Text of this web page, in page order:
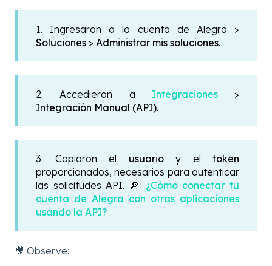
1. Ingresaron a la cuenta de Alegra >
Soluciones > Administrar mis soluciones.
2. Accedieron a Integraciones>
Integración Manual (API).
3. Copiaron el usuarioy el token
proporcionados, necesarios para autenticar
las solicitudes API. 🔎 ¿Cómo conectar tu
cuenta de Alegra con otras aplicaciones
usando la API?
🎥 Observe: